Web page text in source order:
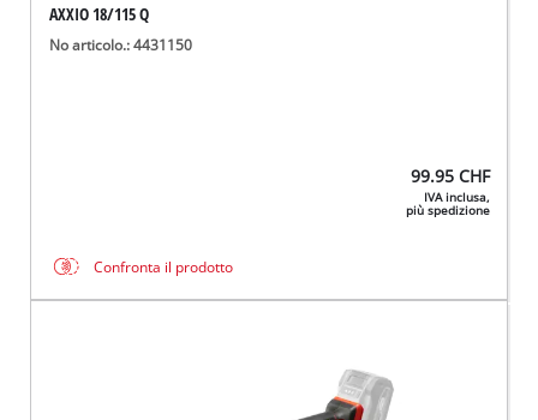
AXXIO 18/115 Q
No articolo.: 4431150
99.95 CHF
IVA inclusa,
più spedizione
Confronta il prodotto